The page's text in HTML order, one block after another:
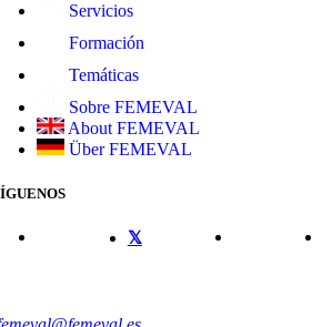
Servicios
Formación
Temáticas
Sobre FEMEVAL
About FEMEVAL
Über FEMEVAL